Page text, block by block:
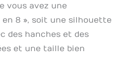
vous avez une
en 8 », soit une silhouette
des hanches et des
et une taille bien